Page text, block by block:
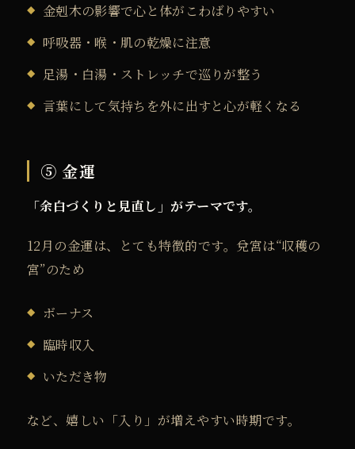
金剋木の影響で心と体がこわばりやすい
呼吸器・喉・肌の乾燥に注意
足湯・白湯・ストレッチで巡りが整う
言葉にして気持ちを外に出すと心が軽くなる
⑤ 金運
「余白づくりと見直し」がテーマです。
12月の金運は、とても特徴的です。 兌宮は“収穫の
宮”のため
ボーナス
臨時収入
いただき物
など、嬉しい「入り」が増えやすい時期です。